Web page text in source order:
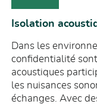
Isolation
Dans les
confidentialité
acoustiques
les nuisances
échanges. Avec